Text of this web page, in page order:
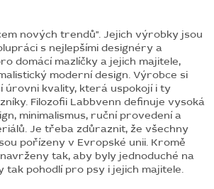
nových trendů". Jejich výrobky jsou
s nejlepšími designéry a
domácí mazlíčky a jejich majitele,
moderní design. Výrobce si
úrovni kvality, která uspokojí i ty
Filozofii Labbvenn definuje vysoká
minimalismus, ruční provedení a
Je třeba zdůraznit, že všechny
pořízeny v Evropské unii. Kromě
tak, aby byly jednoduché na
tak pohodlí pro psy i jejich majitele.